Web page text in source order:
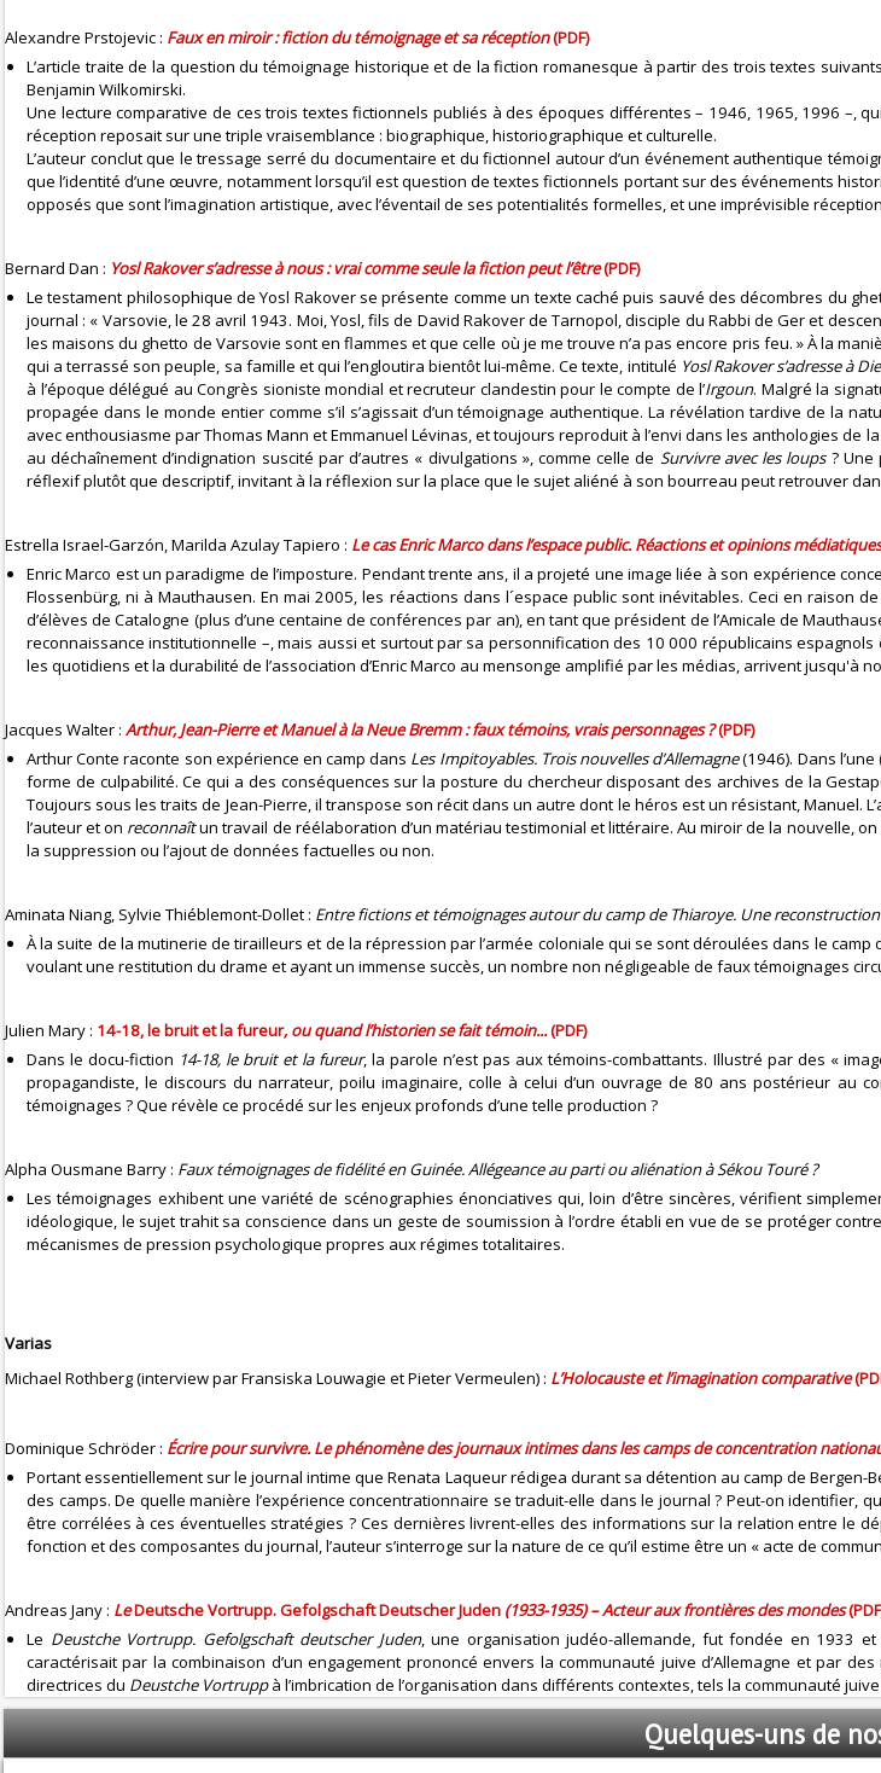
Alexandre Prstojevic : Faux en miroir : fiction du témoignage et sa réception(PDF)
L’article traite de la question du témoignage historique et de la fiction romanesque à partir des trois textes
Benjamin Wilkomirski.
Une lecture comparative de ces trois textes fictionnels publiés à des époques différentes – 1946, 1965, 1996 –,
réception reposait sur une triple vraisemblance : biographique, historiographique et culturelle.
L’auteur conclut que le tressage serré du documentaire et du fictionnel autour d’un événement authentique
que l’identité d’une œuvre, notamment lorsqu’il est question de textes fictionnels portant sur des événements
opposés que sont l’imagination artistique, avec l’éventail de ses potentialités formelles, et une imprévisible
Bernard Dan : Yosl Rakover s’adresse à nous : vrai comme seule la fiction peut l’être(PDF)
Le testament philosophique de Yosl Rakover se présente comme un texte caché puis sauvé des décombres du
journal : « Varsovie, le 28 avril 1943. Moi, Yosl, fils de David Rakover de Tarnopol, disciple du Rabbi de Ger et
les maisons du ghetto de Varsovie sont en flammes et que celle où je me trouve n’a pas encore pris feu. » À la
qui a terrassé son peuple, sa famille et qui l’engloutira bientôt lui-même. Ce texte, intitulé Yosl Rakover s’adresse à
à l’époque délégué au Congrès sioniste mondial et recruteur clandestin pour le compte de l’Irgoun. Malgré la
propagée dans le monde entier comme s’il s’agissait d’un témoignage authentique. La révélation tardive de la
avec enthousiasme par Thomas Mann et Emmanuel Lévinas, et toujours reproduit à l’envi dans les anthologies de
au déchaînement d’indignation suscité par d’autres « divulgations », comme celle de Survivre avec les loups? Une
réflexif plutôt que descriptif, invitant à la réflexion sur la place que le sujet aliéné à son bourreau peut retrouver
Estrella Israel-Garzón, Marilda Azulay Tapiero : Le cas Enric Marco dans l’espace public. Réactions et opinions
Enric Marco est un paradigme de l’imposture. Pendant trente ans, il a projeté une image liée à son expérience
Flossenbürg, ni à Mauthausen. En mai 2005, les réactions dans l´espace public sont inévitables. Ceci en
d’élèves de Catalogne (plus d’une centaine de conférences par an), en tant que président de l’Amicale de
reconnaissance institutionnelle –, mais aussi et surtout par sa personnification des 10 000 républicains
les quotidiens et la durabilité de l’association d’Enric Marco au mensonge amplifié par les médias, arrivent jusqu'à
Jacques Walter : Arthur, Jean-Pierre et Manuel à la Neue Bremm : faux témoins, vrais personnages ?(PDF)
Arthur Conte raconte son expérience en camp dans Les Impitoyables. Trois nouvelles d’Allemagne(1946). Dans l’une
forme de culpabilité. Ce qui a des conséquences sur la posture du chercheur disposant des archives de la
Toujours sous les traits de Jean-Pierre, il transpose son récit dans un autre dont le héros est un résistant, Manuel.
l’auteur et on reconnaîtun travail de réélaboration d’un matériau testimonial et littéraire. Au miroir de la nouvelle,
la suppression ou l’ajout de données factuelles ou non.
Aminata Niang, Sylvie Thiéblemont-Dollet : Entre fictions et témoignages autour du camp de Thiaroye. Une reconstruction
À la suite de la mutinerie de tirailleurs et de la répression par l’armée coloniale qui se sont déroulées dans le camp
voulant une restitution du drame et ayant un immense succès, un nombre non négligeable de faux témoignages
Julien Mary : 14-18, le bruit et la fureur, ou quand l’historien se fait témoin...(PDF)
Dans le docu-fiction 14-18, le bruit et la fureur, la parole n’est pas aux témoins-combattants. Illustré par des «
propagandiste, le discours du narrateur, poilu imaginaire, colle à celui d’un ouvrage de 80 ans postérieur au
témoignages ? Que révèle ce procédé sur les enjeux profonds d’une telle production ?
Alpha Ousmane Barry : Faux témoignages de fidélité en Guinée. Allégeance au parti ou aliénation à Sékou Touré ?
Les témoignages exhibent une variété de scénographies énonciatives qui, loin d’être sincères, vérifient
idéologique, le sujet trahit sa conscience dans un geste de soumission à l’ordre établi en vue de se protéger
mécanismes de pression psychologique propres aux régimes totalitaires.
Varias
Michael Rothberg (interview par Fransiska Louwagie et Pieter Vermeulen) : L’Holocauste et l’imagination comparative
Dominique Schröder : Écrire pour survivre. Le phénomène des journaux intimes dans les camps de concentration
Portant essentiellement sur le journal intime que Renata Laqueur rédigea durant sa détention au camp de Bergen-
des camps. De quelle manière l’expérience concentrationnaire se traduit-elle dans le journal ? Peut-on identifier,
être corrélées à ces éventuelles stratégies ? Ces dernières livrent-elles des informations sur la relation entre le
fonction et des composantes du journal, l’auteur s’interroge sur la nature de ce qu’il estime être un « acte de
Andreas Jany : LeDeutsche Vortrupp. Gefolgschaft Deutscher Juden (1933-1935) – Acteur aux frontières des mondes
Le Deustche Vortrupp. Gefolgschaft deutscher Juden, une organisation judéo-allemande, fut fondée en 1933
caractérisait par la combinaison d’un engagement prononcé envers la communauté juive d’Allemagne et par
directrices du Deustche Vortruppà l’imbrication de l’organisation dans différents contextes, tels la communauté
Quelques-unsde